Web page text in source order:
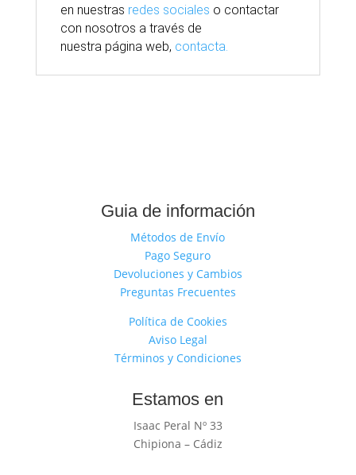
en nuestras redes sociales o contactar
con nosotros a través de
nuestra página web, contacta.
Guia de información
Métodos de Envío
Pago Seguro
Devoluciones y Cambios
Preguntas Frecuentes
Política de Cookies
Aviso Legal
Términos y Condiciones
Estamos en
Isaac Peral Nº 33
Chipiona – Cádiz